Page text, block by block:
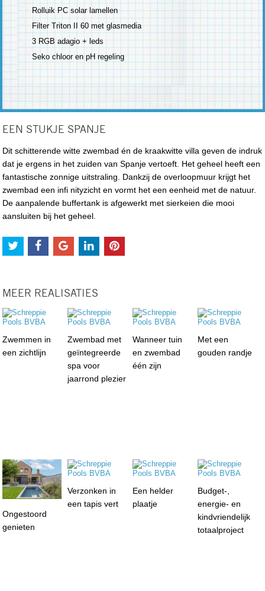
Rolluik PC solar lamellen
Filter Triton II 60 met glasmedia
3 RGB adagio + leds
Seko chloor en pH regeling
EEN STUKJE SPANJE
Dit schitterende witte zwembad én de kraakwitte villa geven de indruk
dat je ergens in het zuiden van Spanje vertoeft. Het geheel heeft een
fantastische zonnige uitstraling. Dankzij de overloopmuur krijgt het
zwembad een infi nityzicht en vormt het een eenheid met de natuur.
De aanpalende buffertank is afgewerkt met sierkeien die mooi
aansluiten bij het geheel.
MEER REALISATIES
Zwemmen in
een zichtlijn
Zwembad met
geïntegreerde
spa voor
jaarrond plezier
Wanneer tuin
en zwembad
één zijn
Met een
gouden randje
Ongestoord
genieten
Verzonken in
een tapis vert
Een helder
plaatje
Budget-,
energie- en
kindvriendelijk
totaalproject